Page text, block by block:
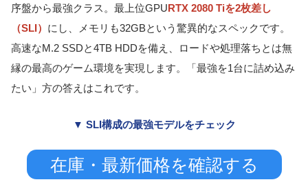
序盤から最強クラス。最上位GPURTX 2080 Tiを2枚差し
（SLI） にし、メモリも32GBという驚異的なスペックです。
高速なM.2 SSDと4TB HDDを備え、ロードや処理落ちとは無
縁の最高のゲーム環境を実現します。「最強を1台に詰め込み
たい」方の答えはこれです。
▼ SLI構成の最強モデルをチェック
在庫・最新価格を確認する